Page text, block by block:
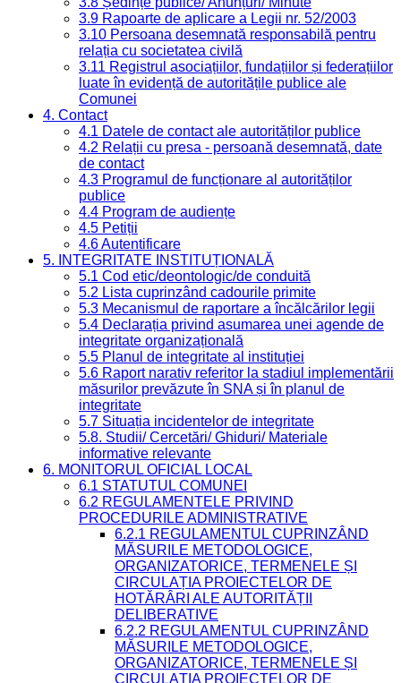
3.9 Rapoarte de aplicare a Legii nr. 52/2003
3.10 Persoana desemnată responsabilă pentru
relația cu societatea civilă
3.11 Registrul asociațiilor, fundațiilor și federațiilor
luate în evidență de autoritățile publice ale
Comunei
4. Contact
4.1 Datele de contact ale autorităților publice
4.2 Relații cu presa - persoană desemnată, date
de contact
4.3 Programul de funcționare al autorităților
publice
4.4 Program de audiențe
4.5 Petiții
4.6 Autentificare
5. INTEGRITATE INSTITUȚIONALĂ
5.1 Cod etic/deontologic/de conduită
5.2 Lista cuprinzând cadourile primite
5.3 Mecanismul de raportare a încălcărilor legii
5.4 Declarația privind asumarea unei agende de
integritate organizațională
5.5 Planul de integritate al instituției
5.6 Raport narativ referitor la stadiul implementării
măsurilor prevăzute în SNA și în planul de
integritate
5.7 Situația incidentelor de integritate
5.8. Studii/ Cercetări/ Ghiduri/ Materiale
informative relevante
6. MONITORUL OFICIAL LOCAL
6.1 STATUTUL COMUNEI
6.2 REGULAMENTELE PRIVIND
PROCEDURILE ADMINISTRATIVE
6.2.1 REGULAMENTUL CUPRINZÂND
MĂSURILE METODOLOGICE,
ORGANIZATORICE, TERMENELE ȘI
CIRCULAȚIA PROIECTELOR DE
HOTĂRÂRI ALE AUTORITĂȚII
DELIBERATIVE
6.2.2 REGULAMENTUL CUPRINZÂND
MĂSURILE METODOLOGICE,
ORGANIZATORICE, TERMENELE ȘI
CIRCULAȚIA PROIECTELOR DE